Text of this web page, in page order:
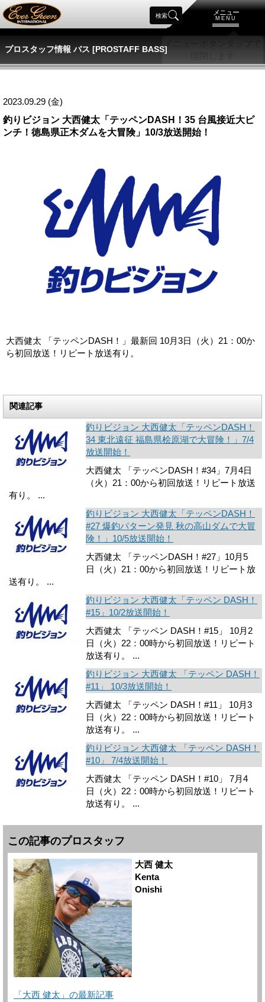
メニュー
MENU
検索
プロスタッフ情報 バス [PROSTAFF BASS]
2023.09.29 (金)
釣りビジョン 大西健太「テッペンDASH！35 台風接近大ピ
ンチ！徳島県正木ダムを大冒険」10/3放送開始！
大西健太 「テッペンDASH！」最新回 10月3日（火）21：00か
ら初回放送！リピート放送有り。
関連記事
釣りビジョン 大西健太「テッペンDASH！
34 東北遠征 福島県桧原湖で大冒険！」7/4
放送開始！
大西健太 「テッペンDASH！#34」7月4日
（火）21：00から初回放送！リピート放送
有り。 ...
釣りビジョン 大西健太「テッペンDASH！
#27 爆釣パターン発見 秋の高山ダムで大冒
険！」10/5放送開始！
大西健太 「テッペンDASH！#27」10月5
日（火）21：00から初回放送！リピート放
送有り。 ...
釣りビジョン 大西健太「テッペン DASH！
#15」10/2放送開始！
大西健太 「テッペン DASH！#15」 10月2
日（火）22：00時から初回放送！リピート
放送有り。 ...
釣りビジョン 大西健太 「テッペン DASH！
#11」 10/3放送開始！
大西健太 「テッペン DASH！#11」 10月3
日（火）22：00時から初回放送！リピート
放送有り。 ...
釣りビジョン 大西健太 「テッペン DASH！
#10」 7/4放送開始！
大西健太 「テッペン DASH！#10」 7月4
日（火）22：00時から初回放送！リピート
放送有り。 ...
この記事のプロスタッフ
大西 健太
Kenta
Onishi
「大西 健太」の最新記事